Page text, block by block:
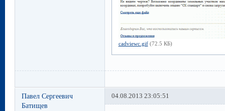
cadviewc.gif (72.5 КБ)
Павел Сергеевич
Батищев
04.08.2013 23:05:51